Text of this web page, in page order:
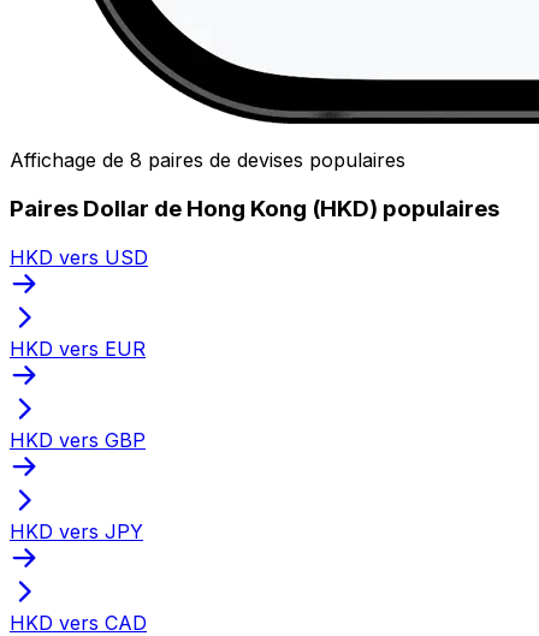
Affichage de 8 paires de devises populaires
Paires Dollar de Hong Kong (HKD) populaires
HKD vers USD
HKD vers EUR
HKD vers GBP
HKD vers JPY
HKD vers CAD